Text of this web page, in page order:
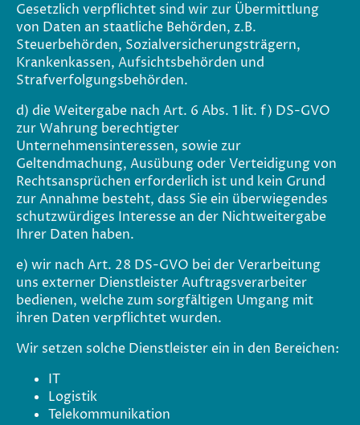
Gesetzlich verpflichtet sind wir zur Übermittlung
von Daten an staatliche Behörden, z.B.
Steuerbehörden, Sozialversicherungsträgern,
Krankenkassen, Aufsichtsbehörden und
Strafverfolgungsbehörden.
d) die Weitergabe nach Art. 6 Abs. 1 lit. f) DS-GVO
zur Wahrung berechtigter
Unternehmensinteressen, sowie zur
Geltendmachung, Ausübung oder Verteidigung von
Rechtsansprüchen erforderlich ist und kein Grund
zur Annahme besteht, dass Sie ein überwiegendes
schutzwürdiges Interesse an der Nichtweitergabe
Ihrer Daten haben.
e) wir nach Art. 28 DS-GVO bei der Verarbeitung
uns externer Dienstleister Auftragsverarbeiter
bedienen, welche zum sorgfältigen Umgang mit
ihren Daten verpflichtet wurden.
Wir setzen solche Dienstleister ein in den Bereichen:
IT
Logistik
Telekommunikation